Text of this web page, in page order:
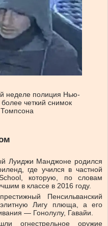
неделе полиция Нью-
четкий снимок
Луиджи Манджоне родился
где учился в частной
которую, по словам
в классе в 2016 году.
Пенсильванский
элитную Лигу плюща, а его
— Гонолулу, Гавайи.
огнестрельное оружие